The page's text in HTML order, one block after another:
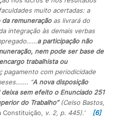
muito acertadas: a
remuneraçãoas livrará do
integração às demais verbas
a participação não
nem pode ser base de
trabalhista ou
pagamento com periodicidade
“A nova disposição
sem efeito o Enunciado 251
do Trabalho”(Celso Bastos,
Constituição, v. 2, p. 445).’
[6]